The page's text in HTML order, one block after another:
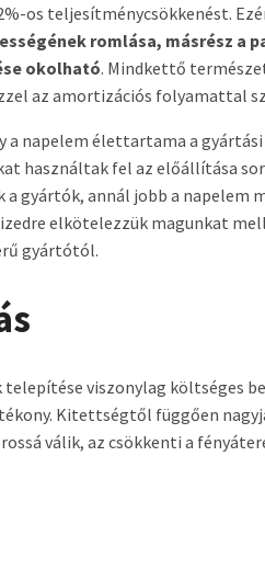
os teljesítménycsökkenést.
romlása, másrész
okolható. Mindkettő
az amortizációs folyamattal
a napelem élettartama a
használtak fel az előállítása
gyártók, annál jobb a napelem
elkötelezzük magunkat
gyártótól.
telepítése viszonylag költséges
Kitettségtől függően
válik, az csökkenti a